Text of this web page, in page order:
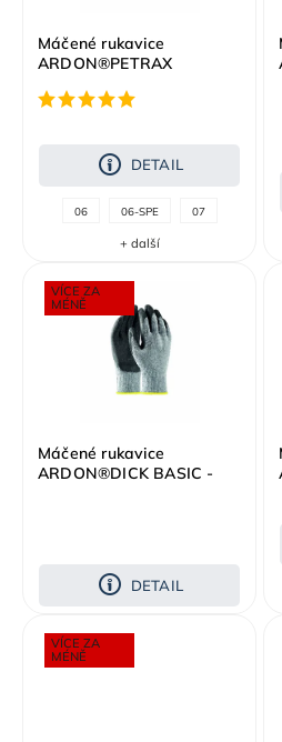
Máčené rukavice
ARDON®PETRAX
DETAIL
06 06-SPE 07
+ další
VÍCE ZA
MÉNĚ
Máčené rukavice
ARDON®DICK BASIC -
DETAIL
VÍCE ZA
MÉNĚ